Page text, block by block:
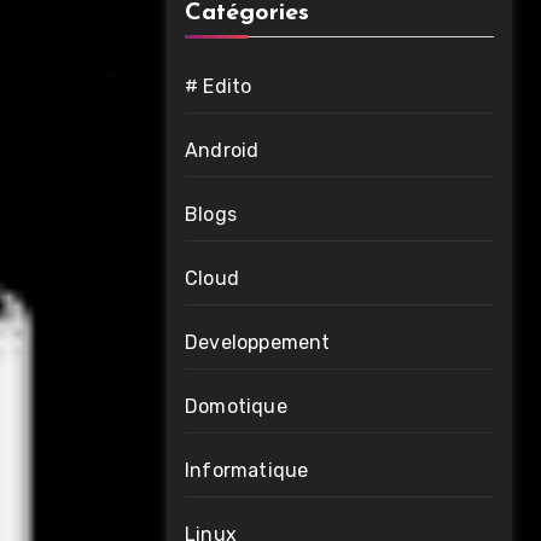
Catégories
# Edito
Android
Blogs
Cloud
Developpement
Domotique
Informatique
Linux